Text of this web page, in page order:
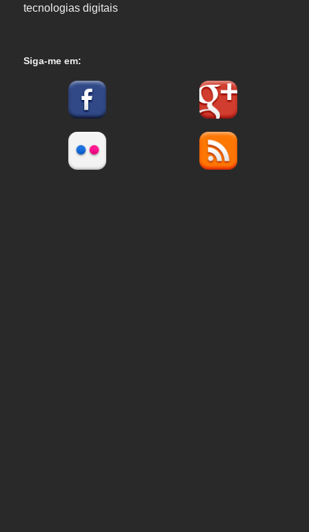
tecnologias digitais
Siga-me em: